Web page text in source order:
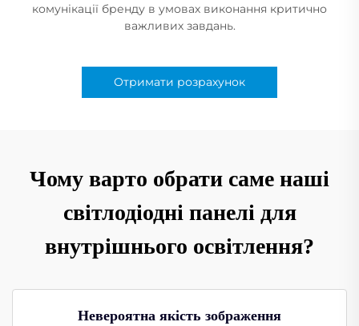
комунікації бренду в умовах виконання критично
важливих завдань.
Отримати розрахунок
Чому варто обрати саме наші
світлодіодні панелі для
внутрішнього освітлення?
Невероятна якість зображення